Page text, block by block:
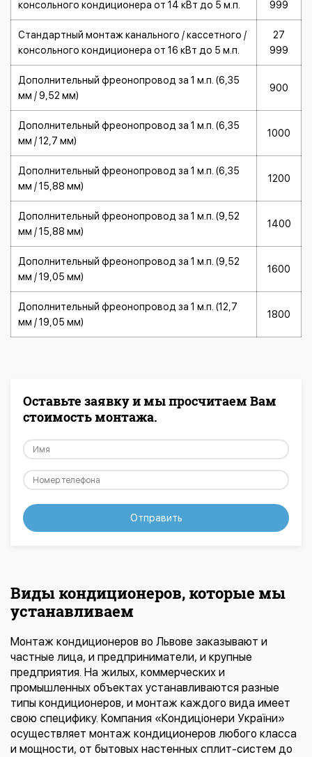
консольного кондиционера от 14 кВт до 5 м.п. 999
Стандартный монтаж канального / кассетного /
консольного кондиционера от 16 кВт до 5 м.п.
27
999
Дополнительный фреонопровод за 1 м.п. (6,35
мм / 9,52 мм)
900
Дополнительный фреонопровод за 1 м.п. (6,35
мм / 12,7 мм)
1000
Дополнительный фреонопровод за 1 м.п. (6,35
мм / 15,88 мм)
1200
Дополнительный фреонопровод за 1 м.п. (9,52
мм / 15,88 мм)
1400
Дополнительный фреонопровод за 1 м.п. (9,52
мм / 19,05 мм)
1600
Дополнительный фреонопровод за 1 м.п. (12,7
мм / 19,05 мм)
1800
Оставьте заявку и мы просчитаем Вам
стоимость монтажа.
Отправить
Виды кондиционеров, которые мы
устанавливаем
Монтаж кондиционеров во Львове заказывают и
частные лица, и предприниматели, и крупные
предприятия. На жилых, коммерческих и
промышленных объектах устанавливаются разные
типы кондиционеров, и монтаж каждого вида имеет
свою специфику. Компания «Кондиціонери України»
осуществляет монтаж кондиционеров любого класса
и мощности, от бытовых настенных сплит-систем до